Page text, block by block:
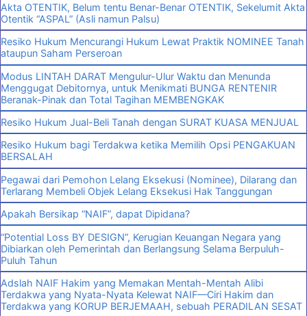
Akta OTENTIK, Belum tentu Benar-Benar OTENTIK, Sekelumit Akta
Otentik “ASPAL” (Asli namun Palsu)
Resiko Hukum Mencurangi Hukum Lewat Praktik NOMINEE Tanah
ataupun Saham Perseroan
Modus LINTAH DARAT Mengulur-Ulur Waktu dan Menunda
Menggugat Debitornya, untuk Menikmati BUNGA RENTENIR
Beranak-Pinak dan Total Tagihan MEMBENGKAK
Resiko Hukum Jual-Beli Tanah dengan SURAT KUASA MENJUAL
Resiko Hukum bagi Terdakwa ketika Memilih Opsi PENGAKUAN
BERSALAH
Pegawai dari Pemohon Lelang Eksekusi (Nominee), Dilarang dan
Terlarang Membeli Objek Lelang Eksekusi Hak Tanggungan
Apakah Bersikap “NAIF”, dapat Dipidana?
“Potential Loss BY DESIGN”, Kerugian Keuangan Negara yang
Dibiarkan oleh Pemerintah dan Berlangsung Selama Berpuluh-
Puluh Tahun
Adslah NAIF Hakim yang Memakan Mentah-Mentah Alibi
Terdakwa yang Nyata-Nyata Kelewat NAIF—Ciri Hakim dan
Terdakwa yang KORUP BERJEMAAH, sebuah PERADILAN SESAT